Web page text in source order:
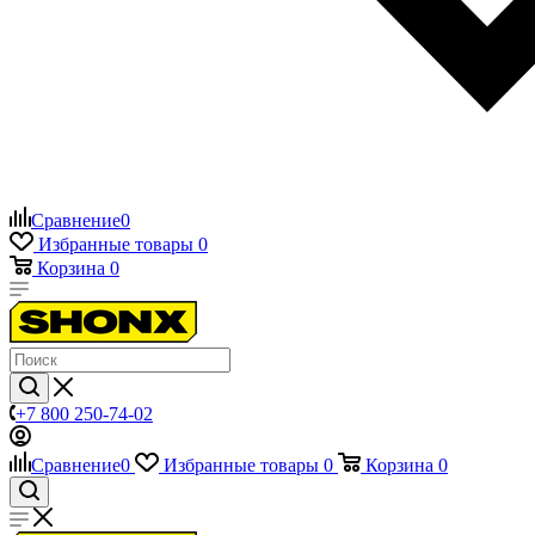
Сравнение0
Избранные товары 0
Корзина 0
+7 800 250-74-02
Сравнение0 Избранные товары 0 Корзина 0